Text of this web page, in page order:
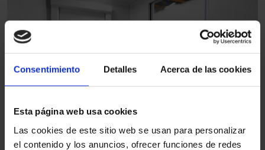
Consentimiento Detalles Acerca de las cookies
Esta página web usa cookies
Las cookies de este sitio web se usan para personalizar
el contenido y los anuncios, ofrecer funciones de redes
Que faire en cas de panne d'une porte rapide :
causes, solutions et prévention